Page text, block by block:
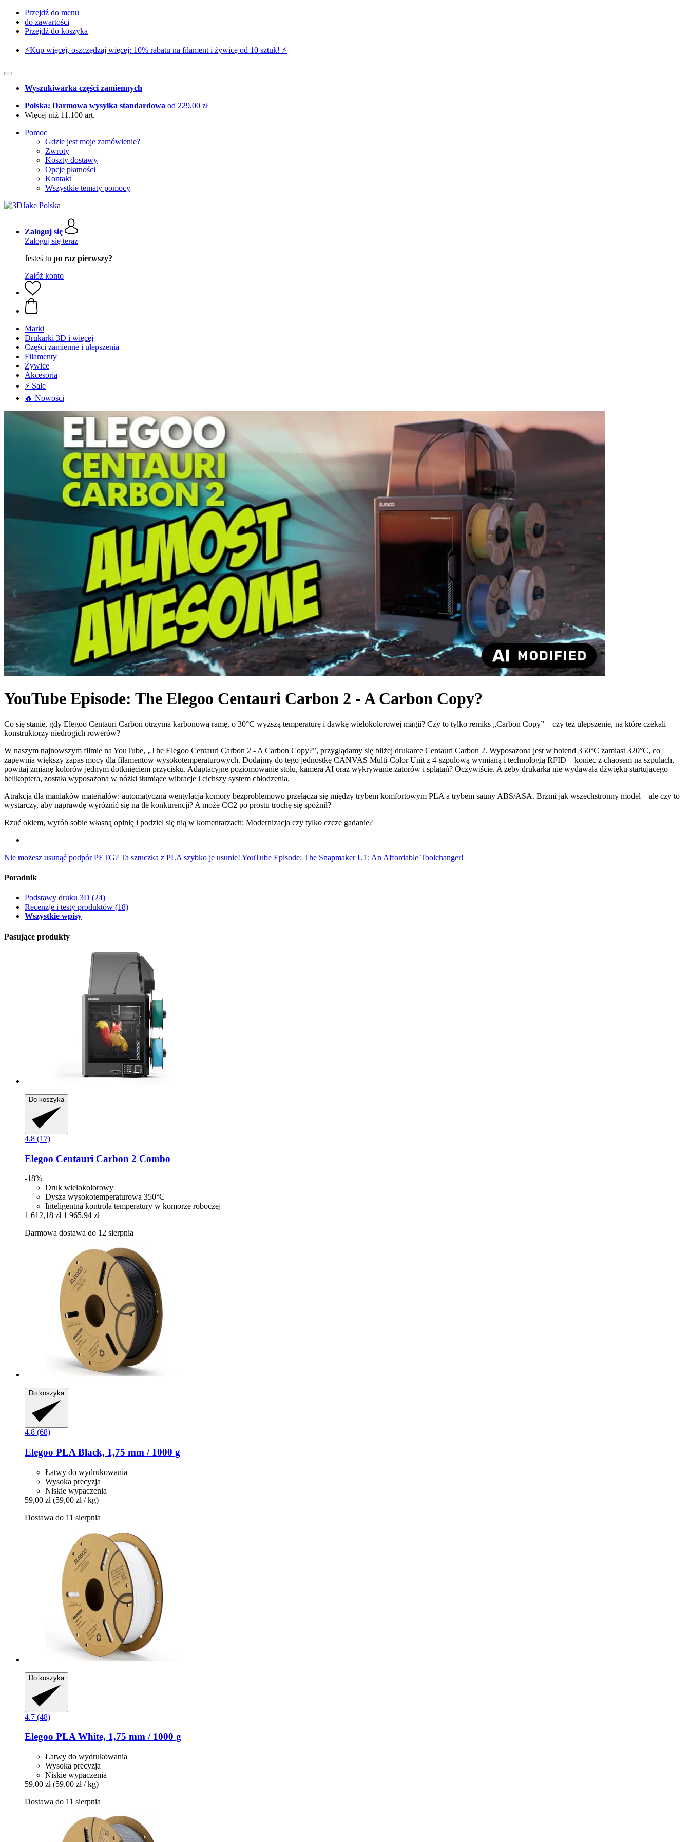
Przejdź do menu
do zawartości
Przejdź do koszyka
⚡️Kup więcej, oszczędzaj więcej: 10% rabatu na filament i żywicę od 10 sztuk! ⚡️
Wyszukiwarka części zamiennych
Polska: Darmowa wysyłka standardowa od 229,00 zł
Więcej niż 11.100 art.
Pomoc
Gdzie jest moje zamówienie?
Zwroty
Koszty dostawy
Opcje płatności
Kontakt
Wszystkie tematy pomocy
Zaloguj się
Zaloguj się teraz
Jesteś tu po raz pierwszy?
Załóż konto
Marki
Drukarki 3D i więcej
Części zamienne i ulepszenia
Filamenty
Żywice
Akcesoria
⚡ Sale
🔥 Nowości
YouTube Episode: The Elegoo Centauri Carbon 2 - A Carbon Copy?
Co się stanie, gdy Elegoo Centauri Carbon otrzyma karbonową ramę, o 30°C wyższą temperaturę i dawkę wielokolorowej magii? Czy to tylko remiks „Carbon Copy” – czy też ulepszenie, na które czekali
konstruktorzy niedrogich rowerów?
W naszym najnowszym filmie na YouTube, „The Elegoo Centauri Carbon 2 - A Carbon Copy?”, przyglądamy się bliżej drukarce Centauri Carbon 2. Wyposażona jest w hotend 350°C zamiast 320°C, co
zapewnia większy zapas mocy dla filamentów wysokotemperaturowych. Dodajmy do tego jednostkę CANVAS Multi-Color Unit z 4-szpulową wymianą i technologią RFID – koniec z chaosem na szpulach,
powitaj zmianę kolorów jednym dotknięciem przycisku. Adaptacyjne poziomowanie stołu, kamera AI oraz wykrywanie zatorów i splątań? Oczywiście. A żeby drukarka nie wydawała dźwięku startującego
helikoptera, została wyposażona w nóżki tłumiące wibracje i cichszy system chłodzenia.
Atrakcja dla maniaków materiałów: automatyczna wentylacja komory bezproblemowo przełącza się między trybem komfortowym PLA a trybem sauny ABS/ASA. Brzmi jak wszechstronny model – ale czy to
wystarczy, aby naprawdę wyróżnić się na tle konkurencji? A może CC2 po prostu trochę się spóźnił?
Rzuć okiem, wyrób sobie własną opinię i podziel się nią w komentarzach: Modernizacja czy tylko czcze gadanie?
Nie możesz usunąć podpór PETG? Ta sztuczka z PLA szybko je usunie! YouTube Episode: The Snapmaker U1: An Affordable Toolchanger!
Poradnik
Podstawy druku 3D (24)
Recenzje i testy produktów (18)
Wszystkie wpisy
Pasujące produkty
Do koszyka
4.8 (17)
Elegoo Centauri Carbon 2 Combo
-18%
Druk wielokolorowy
Dysza wysokotemperaturowa 350°C
Inteligentna kontrola temperatury w komorze roboczej
1 612,18 zł 1 965,94 zł
Darmowa dostawa do 12 sierpnia
Do koszyka
4.8 (68)
Elegoo PLA Black, 1,75 mm / 1000 g
Łatwy do wydrukowania
Wysoka precyzja
Niskie wypaczenia
59,00 zł (59,00 zł / kg)
Dostawa do 11 sierpnia
Do koszyka
4.7 (48)
Elegoo PLA White, 1,75 mm / 1000 g
Łatwy do wydrukowania
Wysoka precyzja
Niskie wypaczenia
59,00 zł (59,00 zł / kg)
Dostawa do 11 sierpnia